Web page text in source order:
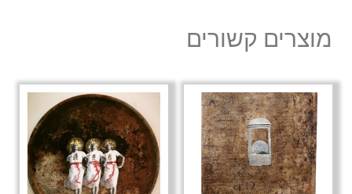
a
p
e
מוצרים קשורים